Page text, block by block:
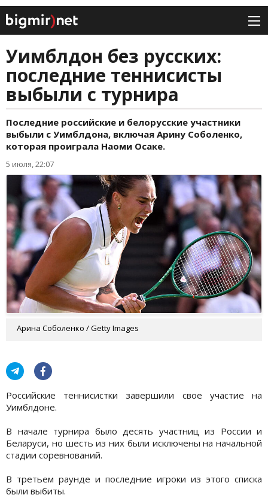
Уимблдон без русских:
последние теннисисты
выбыли с турнира
Последние российские и белорусские участники
выбыли с Уимблдона, включая Арину Соболенко,
которая проиграла Наоми Осаке.
5 июля, 22:07
Арина Соболенко / Getty Images
Российские теннисистки завершили свое участие на
Уимблдоне.
В начале турнира было десять участниц из России и
Беларуси, но шесть из них были исключены на начальной
стадии соревнований.
В третьем раунде и последние игроки из этого списка
были выбиты.